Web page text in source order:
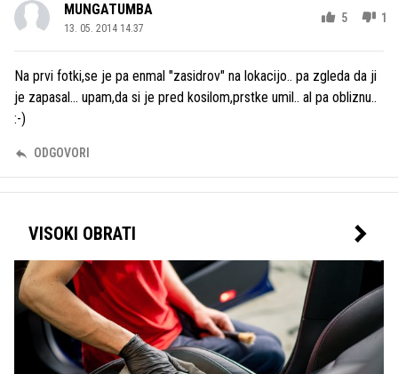
MUNGATUMBA
13. 05. 2014 14.37
5 1
Na prvi fotki,se je pa enmal "zasidrov" na lokacijo.. pa zgleda da ji
je zapasal... upam,da si je pred kosilom,prstke umil.. al pa obliznu..
:-)
ODGOVORI
VISOKI OBRATI